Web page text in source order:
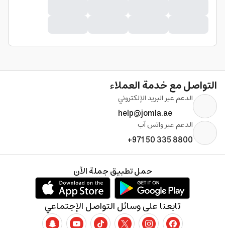
التواصل مع خدمة العملاء
الدعم عبر البريد الإلكتروني
help@jomla.ae
الدعم عبر واتس آب
+971 50 335 8800
تابعنا على وسائل التواصل الإجتماعي
حمل تطبيق جملة الآن